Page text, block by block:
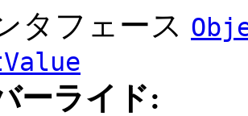
タフェース
ーライド: